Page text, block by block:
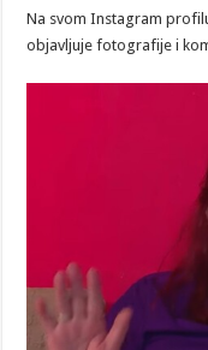
Na svom Instagram
objavljuje fotografije i